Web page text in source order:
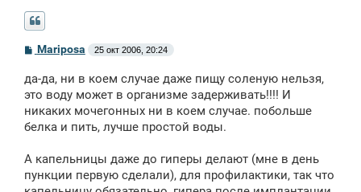
С
о
б
щ
н
и
Mariposa 25 окт 2006, 20:24
да-да, ни в коем случае даже пищу соленую нельзя,
это воду может в организме задерживать!!!! И
никаких мочегонных ни в коем случае. побольше
белка и пить, лучше простой воды.
А капельницы даже до гиперы делают (мне в день
пункции первую сделали), для профилактики, так что